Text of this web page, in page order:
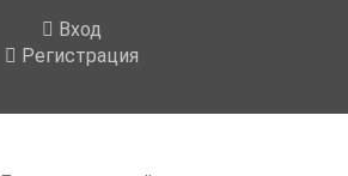
Вход
Регистрация